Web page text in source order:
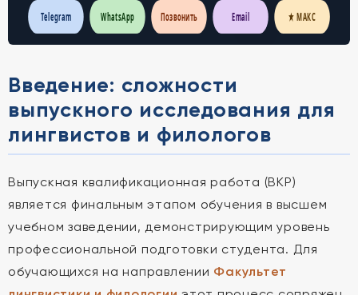
Telegram WhatsApp Позвонить Email ★ МАКС
Введение: сложности
выпускного исследования для
лингвистов и филологов
Выпускная квалификационная работа (ВКР)
является финальным этапом обучения в высшем
учебном заведении, демонстрирующим уровень
профессиональной подготовки студента. Для
обучающихся на направлении Факультет